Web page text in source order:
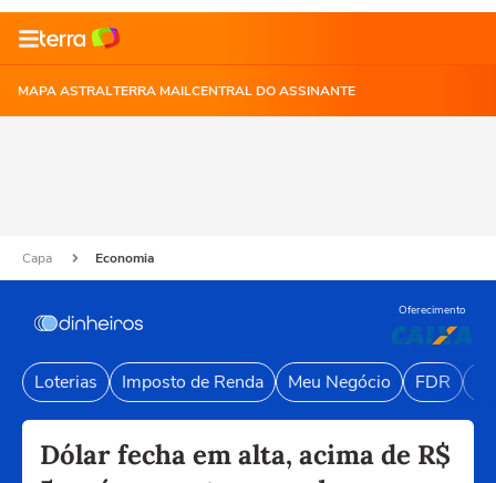
MAPA ASTRALTERRA MAILCENTRAL DO ASSINANTE
Capa Economia
Oferecimento
Loterias Imposto de Renda Meu Negócio FDR
Dólar fecha em alta, acima de R$